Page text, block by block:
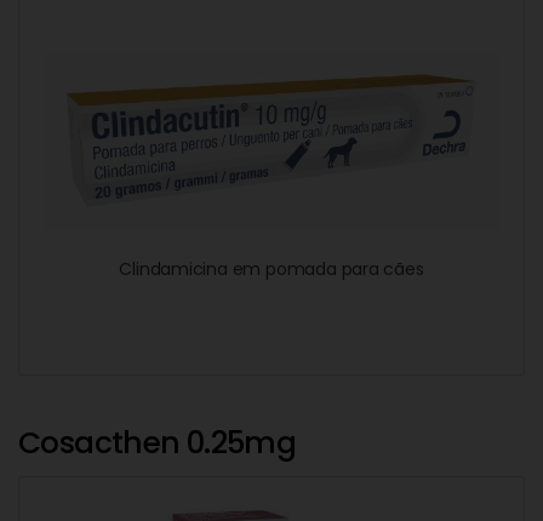
Clindamicina em pomada para cães
Cosacthen 0.25mg